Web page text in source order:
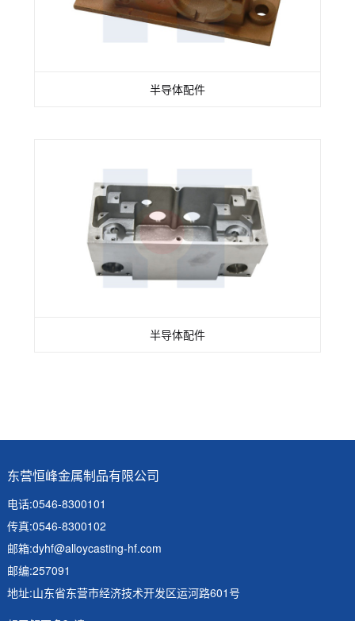
半导体配件
半导体配件
东营恒峰金属制品有限公司
电话:0546-8300101
传真:0546-8300102
邮箱:dyhf@alloycasting-hf.com
邮编:257091
地址:山东省东营市经济技术开发区运河路601号